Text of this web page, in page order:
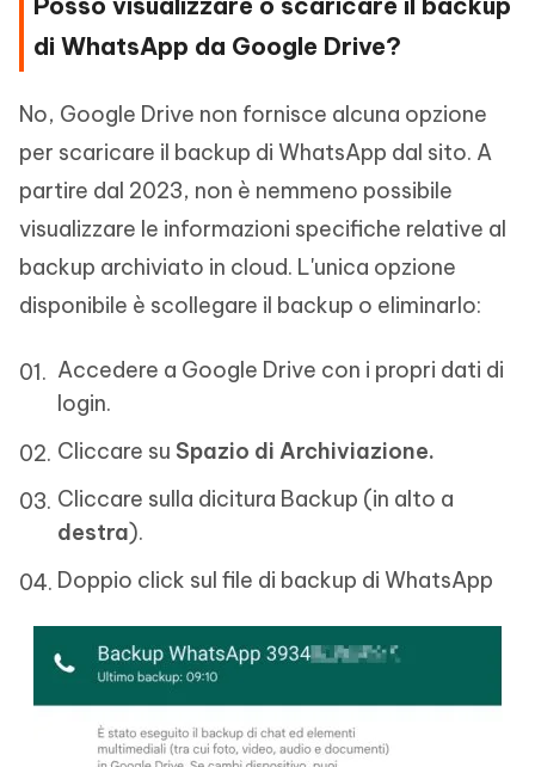
di WhatsApp da Google Drive?
No, Google Drive non fornisce alcuna opzione
per scaricare il backup di WhatsApp dal sito. A
partire dal 2023, non è nemmeno possibile
visualizzare le informazioni specifiche relative al
backup archiviato in cloud. L'unica opzione
disponibile è scollegare il backup o eliminarlo:
Accedere a Google Drive con i propri dati di
login.
Cliccare su Spazio di Archiviazione.
Cliccare sulla dicitura Backup (in alto a
destra).
Doppio click sul file di backup di WhatsApp